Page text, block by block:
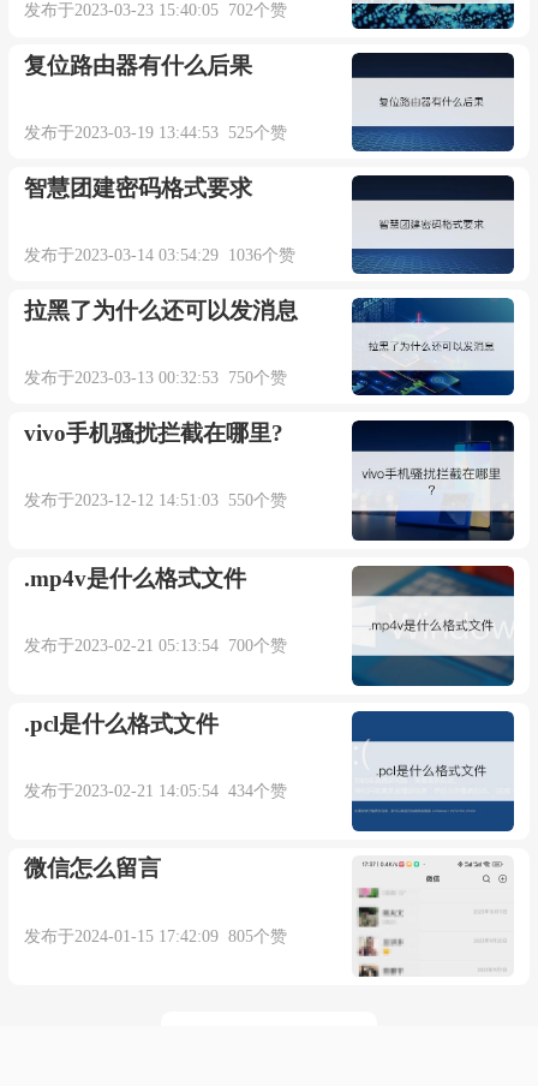
发布于2023-03-23 15:40:05 702个赞
复位路由器有什么后果
发布于2023-03-19 13:44:53 525个赞
智慧团建密码格式要求
发布于2023-03-14 03:54:29 1036个赞
拉黑了为什么还可以发消息
发布于2023-03-13 00:32:53 750个赞
vivo手机骚扰拦截在哪里?
发布于2023-12-12 14:51:03 550个赞
.mp4v是什么格式文件
发布于2023-02-21 05:13:54 700个赞
.pcl是什么格式文件
发布于2023-02-21 14:05:54 434个赞
微信怎么留言
发布于2024-01-15 17:42:09 805个赞